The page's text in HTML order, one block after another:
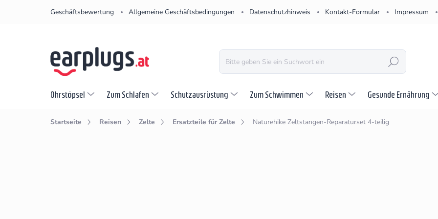
Geschäftsbewertung Allgemeine Geschäftsbedingungen Datenschutzhinweis Kontakt-Formular Impressum
SUCHEN
Ohrstöpsel Zum Schlafen Schutzausrüstung Zum Schwimmen Reisen Gesunde Ernährung
Startseite Reisen Zelte Ersatzteile für Zelte Naturehike Zeltstangen-Reparaturset 4-teilig